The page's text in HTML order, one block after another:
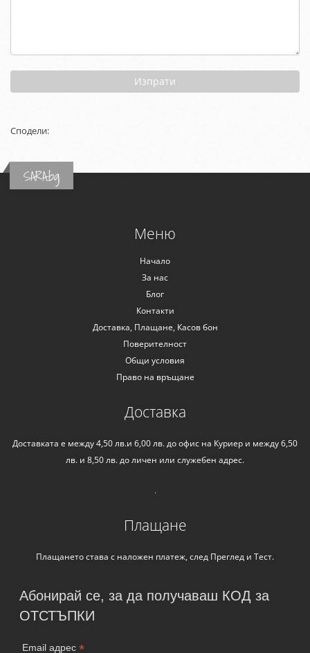
Изпрати
Сподели:
SARA.bg
Меню
Начало
За нас
Блог
Контакти
Доставка, Плащане, Касов бон
Поверителност
Общи условия
Право на връщане
Доставка
Доставката е между 4,50 лв.и 6,00 лв. до офис на Куриер и между 6,50
лв. и 8,50 лв. до личен или служебен адрес.
.
Плащане
Плащането става с наложен платеж, след Преглед и Тест.
Абонирай се, за да получаваш КОД за
ОТСТЪПКИ
Email адрес *